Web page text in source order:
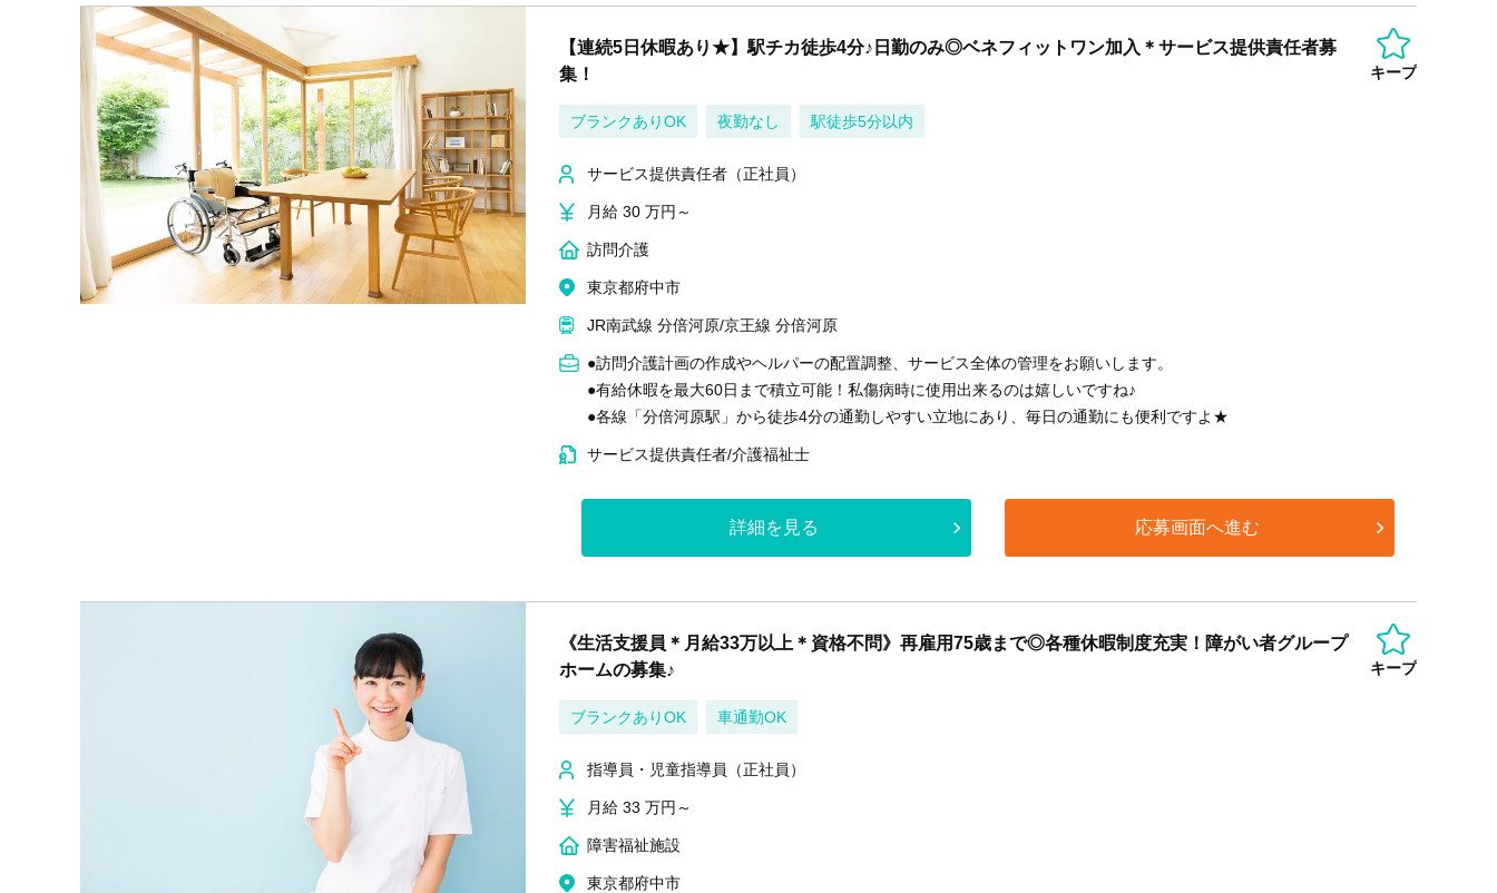
【連続5日休暇あり★】駅チカ徒歩4分♪日勤のみ◎ベネフィットワン加入＊サービス提供責任者募
集！
キープ
ブランクありOK 夜勤なし 駅徒歩5分以内
サービス提供責任者（正社員）
月給 30 万円～
訪問介護
東京都府中市
JR南武線 分倍河原/京王線 分倍河原
●訪問介護計画の作成やヘルパーの配置調整、サービス全体の管理をお願いします。
●有給休暇を最大60日まで積立可能！私傷病時に使用出来るのは嬉しいですね♪
●各線「分倍河原駅」から徒歩4分の通勤しやすい立地にあり、毎日の通勤にも便利ですよ★
サービス提供責任者/介護福祉士
詳細を見る 応募画面へ進む
《生活支援員＊月給33万以上＊資格不問》再雇用75歳まで◎各種休暇制度充実！障がい者グループ
ホームの募集♪
キープ
ブランクありOK 車通勤OK
指導員・児童指導員（正社員）
月給 33 万円～
障害福祉施設
東京都府中市